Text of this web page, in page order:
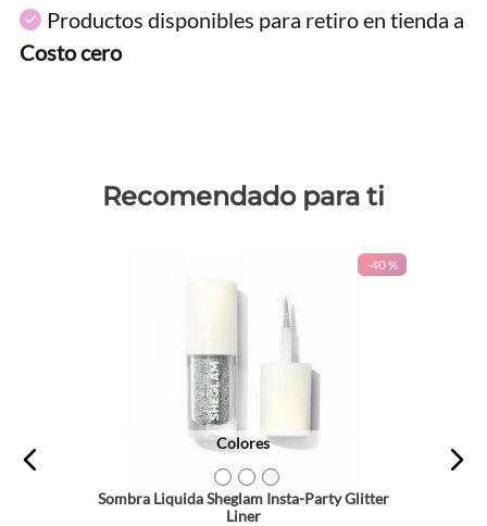
Productos disponibles para retiro en tienda a
Costo cero
Recomendado para ti
-40 %
Colores
Sombra Liquida Sheglam Insta-Party Glitter
Liner